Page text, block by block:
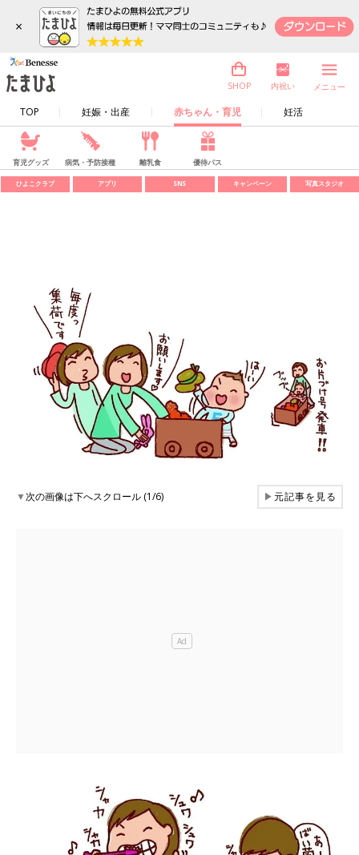
×
TOP 妊娠・出産 赤ちゃん・育児 妊活
SHOP 内祝い メニュー
育児グッズ 病気・予防接種 離乳食 優待パス
ひよこクラブ アプリ SNS キャンペーン 写真スタジオ
▼次の画像は下へスクロール (1/6) ▶元記事を見る